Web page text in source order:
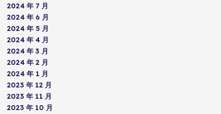
2024 年 7 月
2024 年 6 月
2024 年 5 月
2024 年 4 月
2024 年 3 月
2024 年 2 月
2024 年 1 月
2023 年 12 月
2023 年 11 月
2023 年 10 月